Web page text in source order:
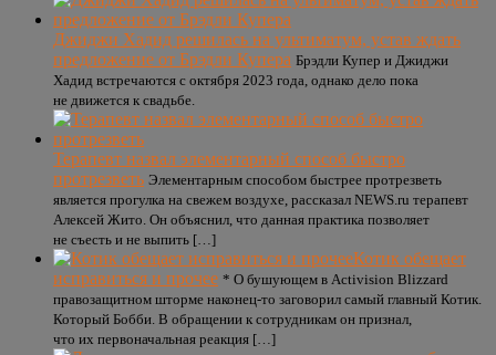
Джиджи Хадид решилась на ультиматум, устав ждать
предложение от Брэдли Купера Брэдли Купер и Джиджи
Хадид встречаются с октября 2023 года, однако дело пока
не движется к свадьбе.
Терапевт назвал элементарный способ быстро
протрезветь Элементарным способом быстрее протрезветь
является прогулка на свежем воздухе, рассказал NEWS.ru терапевт
Алексей Жито. Он объяснил, что данная практика позволяет
не съесть и не выпить […]
Котик обещает
исправиться и прочее * О бушующем в Activision Blizzard
правозащитном шторме наконец-то заговорил самый главный Котик.
Который Бобби. В обращении к сотрудникам он признал,
что их первоначальная реакция […]